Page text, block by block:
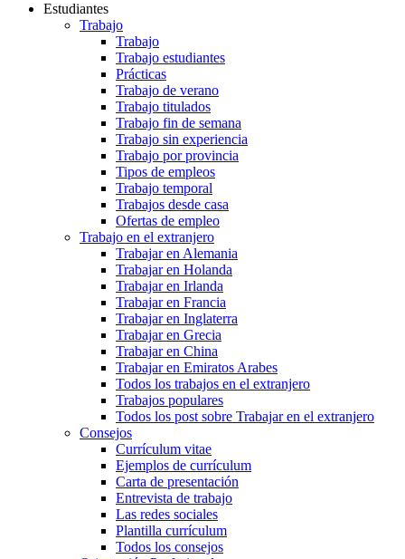
Estudiantes
Trabajo
Trabajo
Trabajo estudiantes
Prácticas
Trabajo de verano
Trabajo titulados
Trabajo fin de semana
Trabajo sin experiencia
Trabajo por provincia
Tipos de empleos
Trabajo temporal
Trabajos desde casa
Ofertas de empleo
Trabajo en el extranjero
Trabajar en Alemania
Trabajar en Holanda
Trabajar en Irlanda
Trabajar en Francia
Trabajar en Inglaterra
Trabajar en Grecia
Trabajar en China
Trabajar en Emiratos Arabes
Todos los trabajos en el extranjero
Trabajos populares
Todos los post sobre Trabajar en el extranjero
Consejos
Currículum vitae
Ejemplos de currículum
Carta de presentación
Entrevista de trabajo
Las redes sociales
Plantilla currículum
Todos los consejos